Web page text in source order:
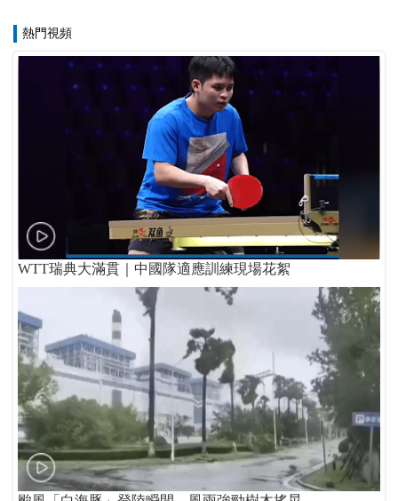
熱門視頻
WTT瑞典大滿貫｜中國隊適應訓練現場花絮